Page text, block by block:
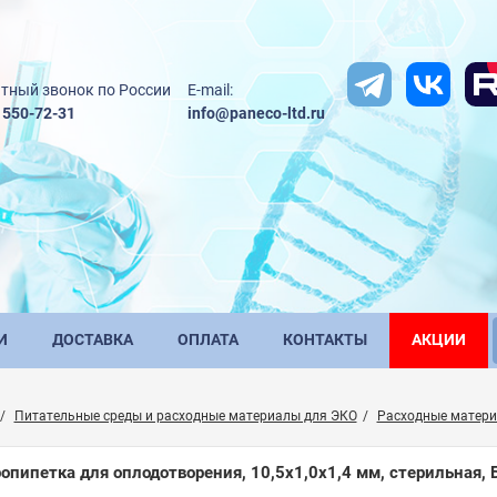
звонок по России
72-31
E-mail:
info@paneco-ltd.ru
ДОСТАВКА ОПЛАТА КОНТАКТЫ АКЦИИ
Питательные среды и расходные материалы для ЭКО Расходные
для оплодотворения, 10,5х1,0х1,4 мм, стерильная,